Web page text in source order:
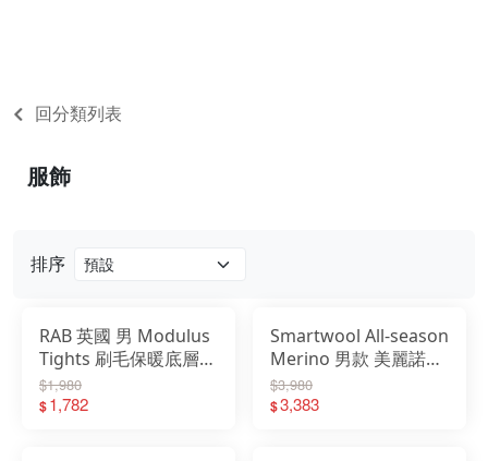
回分類列表
排序
RAB 英國 男 Modulus
Tights 刷毛保暖底層褲
QFG31
$1,980
$1,782
Smartwool All-season
Merino 男款 美麗諾羊
毛內著長褲 150g/m²
SW016959
$3,980
$3,383
服飾